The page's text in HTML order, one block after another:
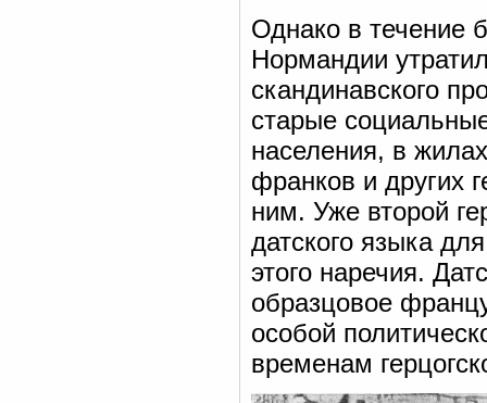
Однако в течение
Нормандии
скандинавского
старые
населения, в
франков и других
ним. Уже второй
датского языка
этого наречия.
образцовое
особой
временам